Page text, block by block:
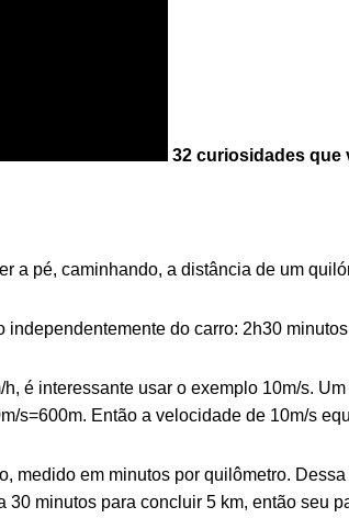
32 curiosidades que
a pé, caminhando, a distância de um
do carro: 2h30
é interessante usar o exemplo 10m/s.
s=600m. Então a velocidade de 10m/s
medido em minutos por quilômetro.
minutos para concluir 5 km, então seu